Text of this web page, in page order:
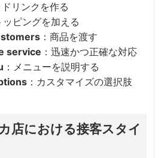
ドリンクを作る
ッピングを加える
：商品を渡す
service ：迅速かつ正確な対応
：メニューを説明する
：カスタマイズの選択肢
店における接客スタイ